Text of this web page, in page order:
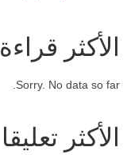
الأكثر قراءة
Sorry. No data so far.
الأكثر تعليقا